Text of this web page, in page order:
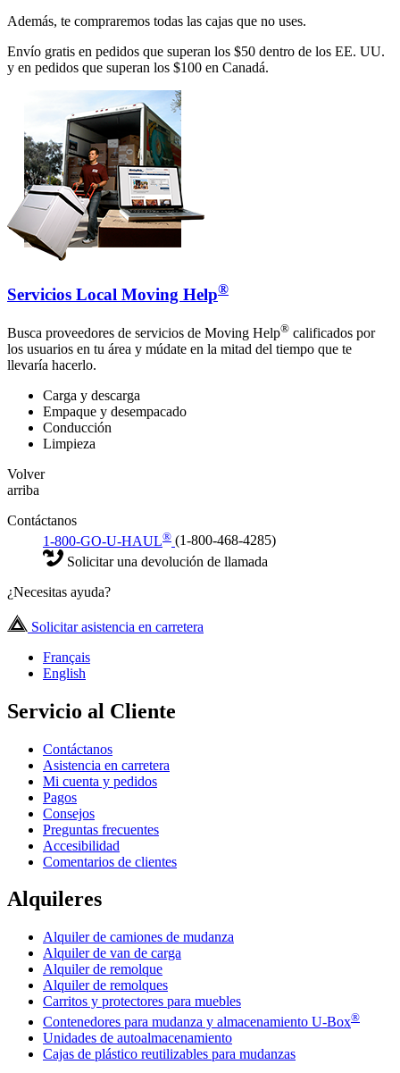
Además, te compraremos todas las cajas que no uses.
Envío gratis en pedidos que superan los $50 dentro de los EE. UU.
y en pedidos que superan los $100 en Canadá.
Servicios Local Moving Help®
Busca proveedores de servicios de Moving Help® calificados por
los usuarios en tu área y múdate en la mitad del tiempo que te
llevaría hacerlo.
Carga y descarga
Empaque y desempacado
Conducción
Limpieza
Volver
arriba
Contáctanos
1-800-GO-U-HAUL® (1-800-468-4285)
Solicitar una devolución de llamada
¿Necesitas ayuda?
Solicitar asistencia en carretera
Français
English
Servicio al Cliente
Contáctanos
Asistencia en carretera
Mi cuenta y pedidos
Pagos
Consejos
Preguntas frecuentes
Accesibilidad
Comentarios de clientes
Alquileres
Alquiler de camiones de mudanza
Alquiler de van de carga
Alquiler de remolque
Alquiler de remolques
Carritos y protectores para muebles
Contenedores para mudanza y almacenamiento U-Box®
Unidades de autoalmacenamiento
Cajas de plástico reutilizables para mudanzas